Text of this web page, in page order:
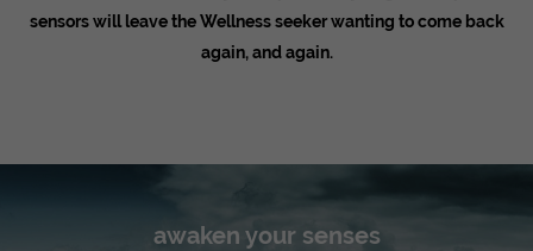
sensors will leave the Wellness seeker wanting to come back
again, and again.
awaken your senses